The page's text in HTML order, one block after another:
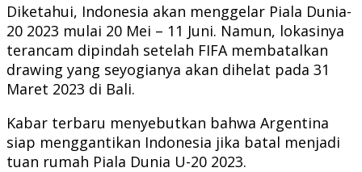
Diketahui, Indonesia akan menggelar Piala Dunia-
20 2023 mulai 20 Mei – 11 Juni. Namun, lokasinya
terancam dipindah setelah FIFA membatalkan
drawing yang seyogianya akan dihelat pada 31
Maret 2023 di Bali.
Kabar terbaru menyebutkan bahwa Argentina
siap menggantikan Indonesia jika batal menjadi
tuan rumah Piala Dunia U-20 2023.